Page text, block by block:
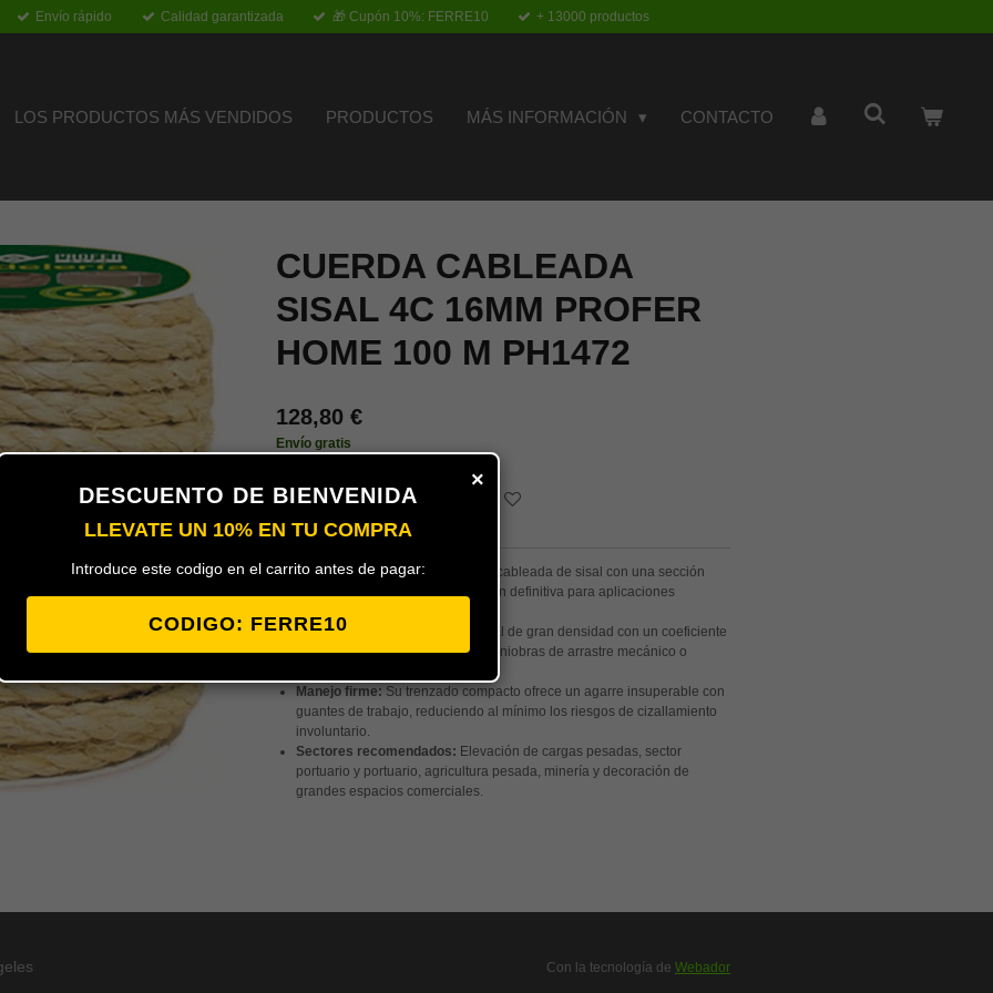
Envío rápido Calidad garantizada 🎁 Cupón 10%: FERRE10 + 13000 productos
LOS PRODUCTOS MÁS VENDIDOS PRODUCTOS MÁS INFORMACIÓN CONTACTO
CUERDA CABLEADA
SISAL 4C 16MM PROFER
HOME 100 M PH1472
128,80 €
Envío gratis
Añadir al carrito
Bobina de 100 metros de cuerda cableada de sisal con una sección
extra gruesa de 16 mm, la solución definitiva para aplicaciones
Tracción tradicional:
Fibra natural de gran densidad con un coeficiente
de fricción superior, ideal para maniobras de arrastre mecánico o
Manejo firme: Su trenzado compacto ofrece un agarre insuperable con
guantes de trabajo, reduciendo al mínimo los riesgos de cizallamiento
involuntario.
Sectores recomendados: Elevación de cargas pesadas, sector
portuario y portuario, agricultura pesada, minería y decoración de
grandes espacios comerciales.
Con la tecnología de Webador
×
DESCUENTO DE BIENVENIDA
LLEVATE UN 10% EN TU COMPRA
Introduce este codigo en el carrito antes de pagar:
CODIGO: FERRE10